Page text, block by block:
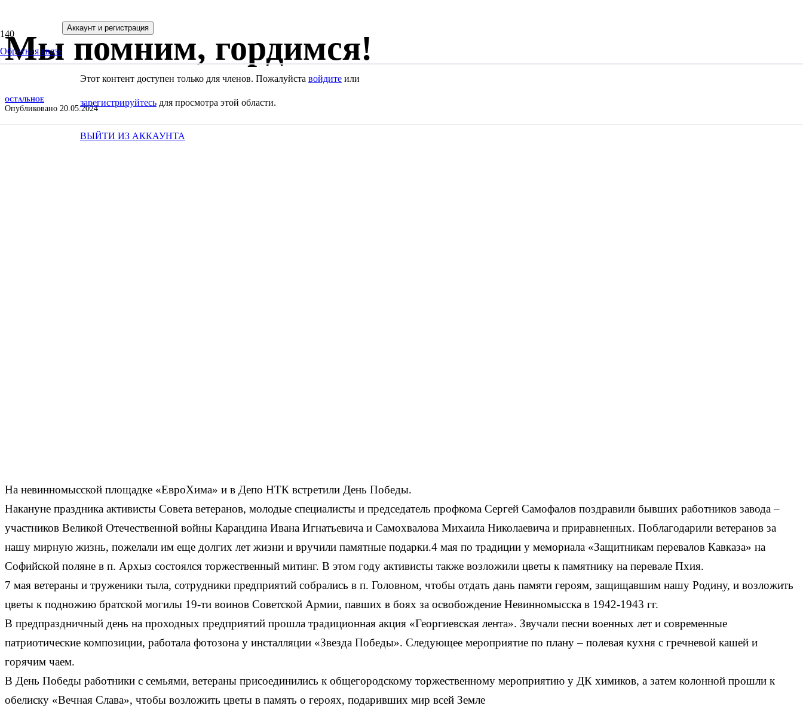
Обратная связь
Аккаунт и регистрация
Этот контент доступен только для членов. Пожалуйста войдите или
зарегистрируйтесь для просмотра этой области.
ВЫЙТИ ИЗ АККАУНТА
Мы помним, гордимся!
ОСТАЛЬНОЕ
Опубликовано 20.05.2024
На невинномысской площадке «ЕвроХима» и в Депо НТК встретили День Победы.
Накануне праздника активисты Совета ветеранов, молодые специалисты и председатель профкома Сергей Самофалов поздравили бывших работников завода –
участников Великой Отечественной войны Карандина Ивана Игнатьевича и Самохвалова Михаила Николаевича и приравненных. Поблагодарили ветеранов за
нашу мирную жизнь, пожелали им еще долгих лет жизни и вручили памятные подарки.4 мая по традиции у мемориала «Защитникам перевалов Кавказа» на
Софийской поляне в п. Архыз состоялся торжественный митинг. В этом году активисты также возложили цветы к памятнику на перевале Пхия.
7 мая ветераны и труженики тыла, сотрудники предприятий собрались в п. Головном, чтобы отдать дань памяти героям, защищавшим нашу Родину, и возложить
цветы к подножию братской могилы 19-ти воинов Советской Армии, павших в боях за освобождение Невинномысска в 1942-1943 гг.
В предпраздничный день на проходных предприятий прошла традиционная акция «Георгиевская лента». Звучали песни военных лет и современные
патриотические композиции, работала фотозона у инсталляции «Звезда Победы». Следующее мероприятие по плану – полевая кухня с гречневой кашей и
горячим чаем.
В День Победы работники с семьями, ветераны присоединились к общегородскому торжественному мероприятию у ДК химиков, а затем колонной прошли к
обелиску «Вечная Слава», чтобы возложить цветы в память о героях, подаривших мир всей Земле